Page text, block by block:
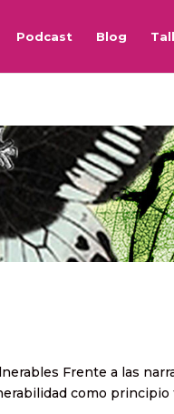
Podcast Blog
Frente a las
como